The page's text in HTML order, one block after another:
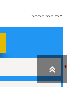
2026/06/25
